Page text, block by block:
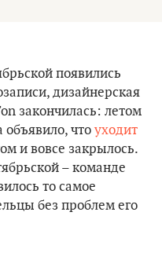
появились
дизайнерская
закончилась: летом
объявило, что уходит
и вовсе закрылось.
– команде
то самое
без проблем его